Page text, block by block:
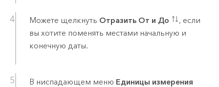
Можете щелкнуть Отразить От и До
, если
вы хотите поменять местами начальную и
конечную даты.
В ниспадающем меню Единицы измерения